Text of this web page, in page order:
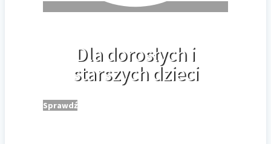
Dla dorosłych i
starszych dzieci
Sprawdź